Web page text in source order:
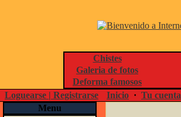
Chistes
Galeria de fotos
Deforma famosos
Loguearse | Registrarse
Inicio · Tu cuenta
Menu